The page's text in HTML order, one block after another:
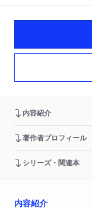
内容紹介
著作者プロフィール
シリーズ・関連本
内容紹介